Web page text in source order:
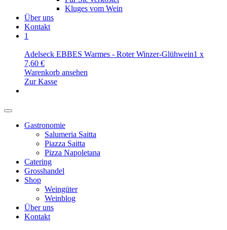
Kluges vom Wein
Über uns
Kontakt
1
Adelseck EBBES Warmes - Roter Winzer-Glühwein1 x
7,60 €
Warenkorb ansehen
Zur Kasse
Gastronomie
Salumeria Saitta
Piazza Saitta
Pizza Napoletana
Catering
Grosshandel
Shop
Weingüter
Weinblog
Über uns
Kontakt